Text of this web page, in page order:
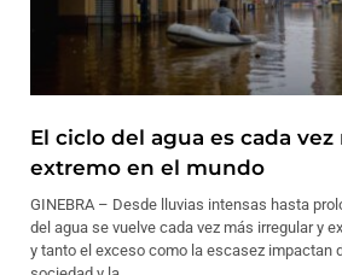
El ciclo del agua es cada
extremo en el mundo
GINEBRA – Desde lluvias intensas hasta
del agua se vuelve cada vez más irregular y
y tanto el exceso como la escasez impactan